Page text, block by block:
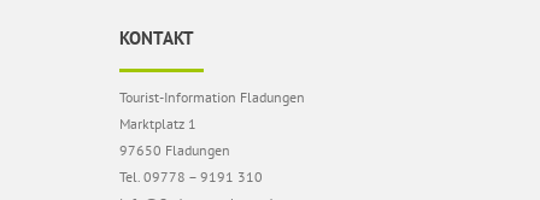
KONTAKT
Tourist-Information Fladungen
Marktplatz 1
97650 Fladungen
Tel. 09778 – 9191 310